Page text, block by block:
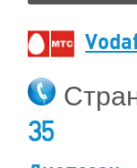
35